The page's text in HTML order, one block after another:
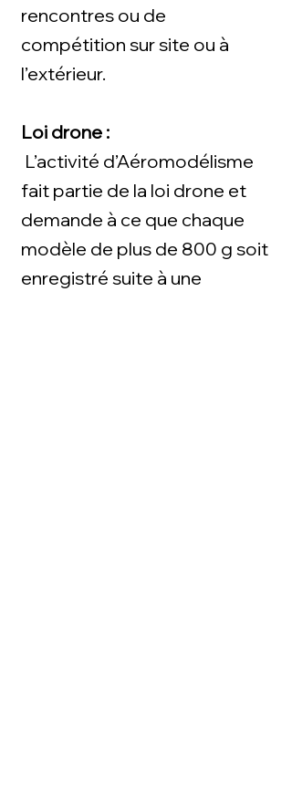
rencontres ou de
compétition sur site ou à
l’extérieur.
Loi drone :
L’activité d’Aéromodélisme
fait partie de la loi drone et
demande à ce que chaque
modèle de plus de 800 g soit
enregistré suite à une